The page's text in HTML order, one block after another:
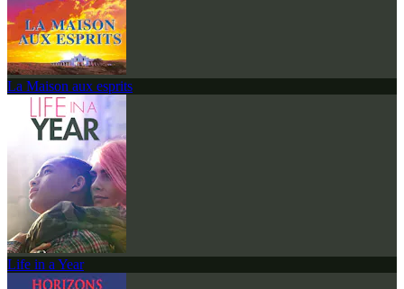
La Maison aux esprits
Life in a Year